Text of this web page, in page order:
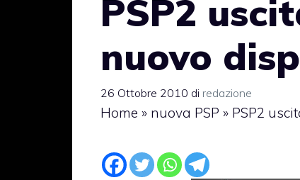
PSP2
nuovo
26 Ottobre 2010 di redazione
Home » nuova PSP » PSP2